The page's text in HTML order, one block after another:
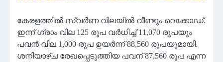
കേരളത്തില്‍ സ്വര്‍ണ വിലയില്‍ വീണ്ടും റെക്കോഡ്.
ഇന്ന് ഗ്രാം വില 125 രൂപ വര്‍ധിച്ച് 11,070 രൂപയും
പവന്‍ വില 1,000 രൂപ ഉയര്‍ന്ന് 88,560 രൂപയുമായി.
ശനിയാഴ്ച രേഖപ്പെടുത്തിയ പവന് 87,560 രൂപ എന്ന